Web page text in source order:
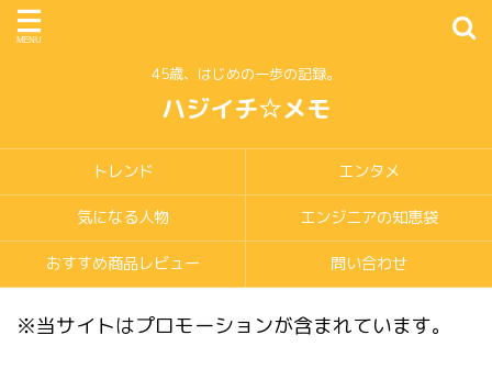
45歳、はじめの一歩の記録。
ハジイチ☆メモ
トレンド エンタメ
気になる人物 エンジニアの知恵袋
おすすめ商品レビュー 問い合わせ
※当サイトはプロモーションが含まれています。